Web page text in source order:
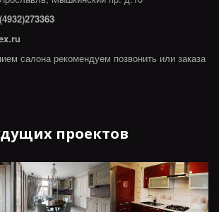
салона рекомендуем позвонить или заказа
проектов